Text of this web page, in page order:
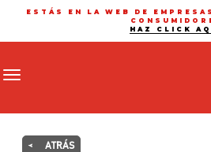
ESTÁS EN LA WEB DE
HAZ CLICK
Toggle navigation
< ATRÁS